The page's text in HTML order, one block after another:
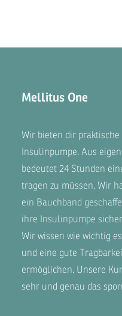
Mellitus One
Wir bieten dir
Insulinpumpe. Aus
bedeutet 24 Stunden
tragen zu müssen. Wir
ein Bauchband
ihre Insulinpumpe
Wir wissen wie wichtig
und eine gute
ermöglichen. Unsere
sehr und genau das